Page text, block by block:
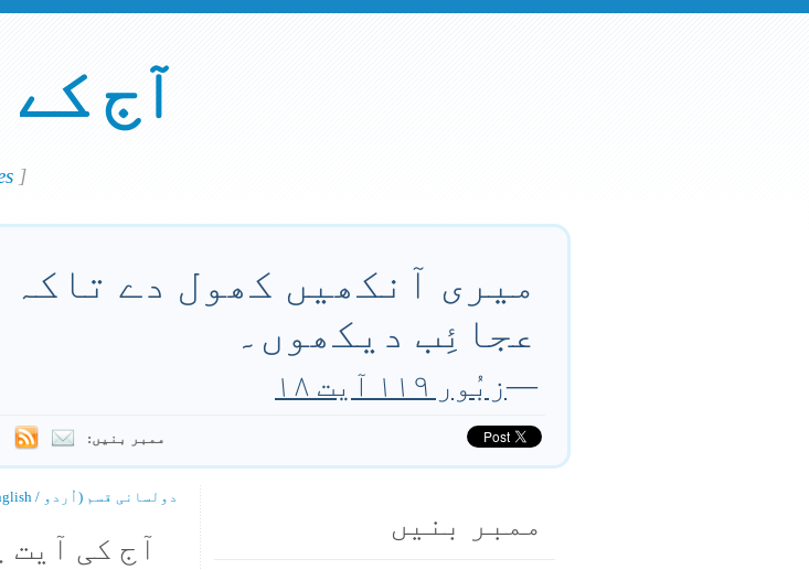
آج
]
میری آنکھیں کھول دے
عجائِب دیکھوں۔
—زبُور ۱۱۹ آیت ۱۸
ممبر بنیں:
دولسانی قسم (اُردو / English)
آج کی آیت
ممبر بنیں